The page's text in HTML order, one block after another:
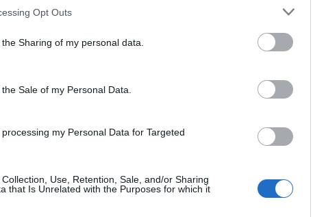
Opt Outs
Sharing of my personal data.
Sale of my Personal Data.
my Personal Data for Targeted
Use, Retention, Sale, and/or Sharing
that Is Unrelated with the Purposes for which it